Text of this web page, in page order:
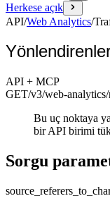
Herkese açık
API/Web Analytics/
API + MCP
GET/v3/web-analytics
Bu uç noktaya
bir API birimi
Sorgu